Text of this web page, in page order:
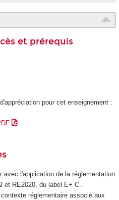
et prérequis
pour cet enseignement :
l'application de la réglementation
et RE2020, du label E+ C-.
réglementaire associé aux